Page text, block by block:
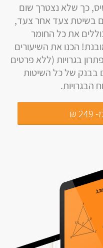
כך שלא נצטרך שום
בשיטת צעד אחר צעד,
את כל החומר
הכנו את השיעורים
בגרויות (ללא פרטים
בבנק של כל השיטות
הבגרויות.
₪